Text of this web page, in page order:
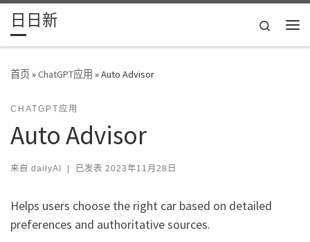
Skip to content
日日新
Search
首页»ChatGPT应用 »Auto Advisor
CHATGPT应用
Auto Advisor
来自 dailyAI | 已发表 2023年11月28日
Helps users choose the right car based on detailed
preferences and authoritative sources.